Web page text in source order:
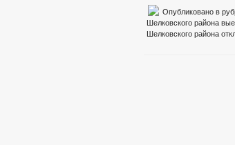
Опубликовано в
Шелковского района
Шелковского района